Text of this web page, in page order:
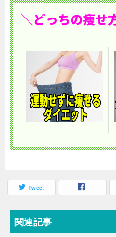
Tweet
関連記事